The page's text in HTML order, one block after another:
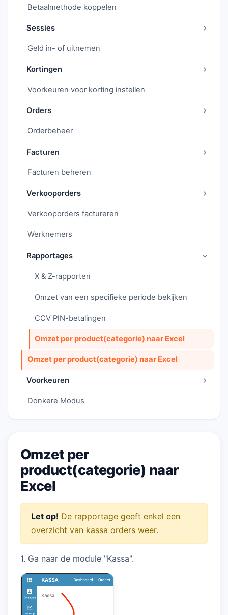
Betaalmethode koppelen
Sessies
Geld in- of uitnemen
Kortingen
Voorkeuren voor korting instellen
Orders
Orderbeheer
Facturen
Facturen beheren
Verkooporders
Verkooporders factureren
Werknemers
Rapportages
X & Z-rapporten
Omzet van een specifieke periode bekijken
CCV PIN-betalingen
Omzet per product(categorie) naar Excel
Omzet per product(categorie) naar Excel
Voorkeuren
Donkere Modus
Omzet per
product(categorie) naar
Excel
Let op! De rapportage geeft enkel een
overzicht van kassa orders weer.
1. Ga naar de module "Kassa".